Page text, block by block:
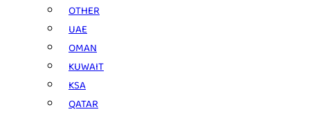
OTHER
UAE
OMAN
KUWAIT
KSA
QATAR